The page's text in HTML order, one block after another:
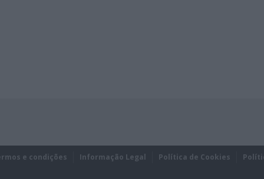
e condições Informação Legal Política de Cookies